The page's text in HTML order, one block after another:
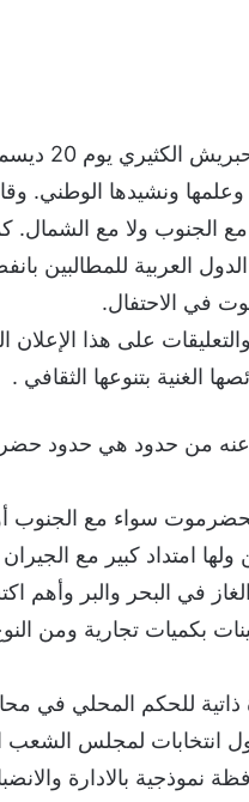
وعلمها ونشيدها
مع الجنوب ولا مع
العربية للمطالبين
في الاحتفال.
على هذا
الغنية بتنوعها الثقافي .
عنه من حدود هي حدود
سواء مع الجنوب
امتداد كبير مع
في البحر والبر
بكميات تجارية ومن
ذاتية للحكم المحلي
بالادارة